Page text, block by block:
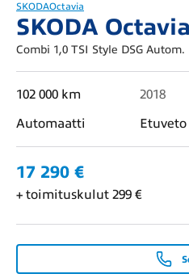
SKODAOctavia
SKODA Octavia
Combi 1,0 TSI Style DSG Autom.
102 000 km 2018
Automaatti
Etuveto
17 290 €
+ toimituskulut 299 €